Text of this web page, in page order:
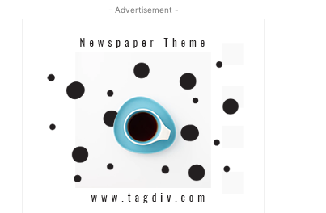
- Advertisement -